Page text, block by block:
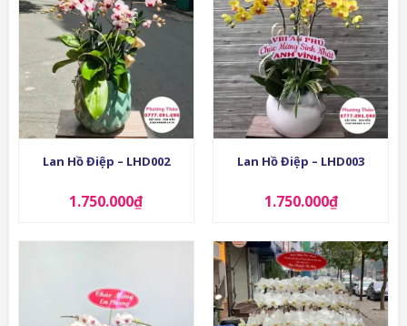
Lan Hồ Điệp – LHD002
1.750.000₫
Lan Hồ Điệp – LHD003
1.750.000₫